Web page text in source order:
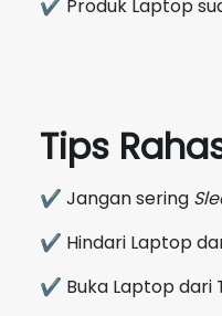
✔ Produk Laptop
Tips
✔ Jangan sering
✔ Hindari Laptop
✔ Buka Laptop dari